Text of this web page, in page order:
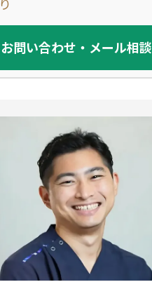
お問い合わせ・メール相談